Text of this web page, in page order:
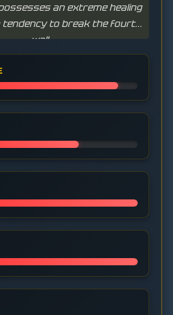
an extreme healing
to break the fourth
wall.